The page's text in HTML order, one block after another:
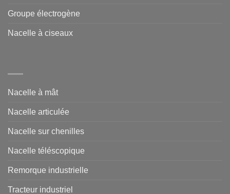
Groupe électrogène
Nacelle à ciseaux
Nacelle à mât
Nacelle articulée
Nacelle sur chenilles
Nacelle téléscopique
Remorque industrielle
Tracteur industriel